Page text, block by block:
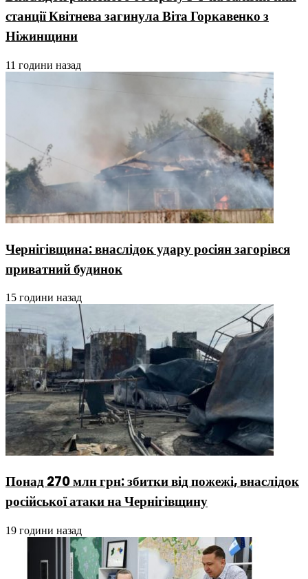
станції Квітнева загинула Віта Горкавенко з
Ніжинщини
11 години назад
Чернігівщина: внаслідок удару росіян загорівся
приватний будинок
15 години назад
Понад 270 млн грн: збитки від пожежі, внаслідок
російської атаки на Чернігівщину
19 години назад